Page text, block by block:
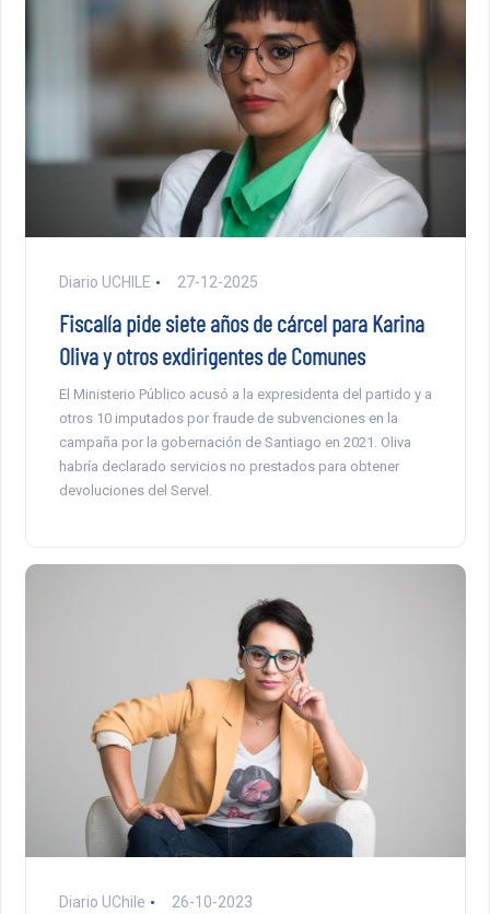
Diario UCHILE 27-12-2025
Fiscalía pide siete años de cárcel para Karina
Oliva y otros exdirigentes de Comunes
El Ministerio Público acusó a la expresidenta del partido y a
otros 10 imputados por fraude de subvenciones en la
campaña por la gobernación de Santiago en 2021. Oliva
habría declarado servicios no prestados para obtener
devoluciones del Servel.
Diario UChile 26-10-2023